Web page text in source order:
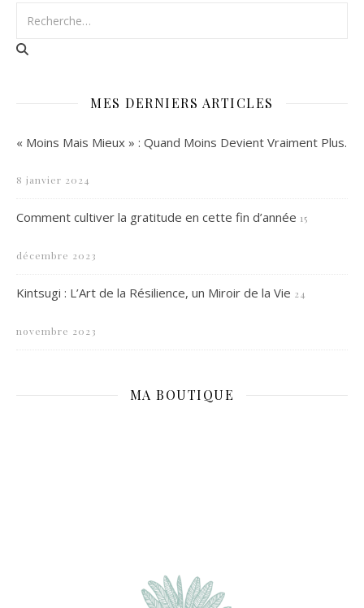
MES DERNIERS ARTICLES
« Moins Mais Mieux » : Quand Moins Devient Vraiment Plus.
8 janvier 2024
Comment cultiver la gratitude en cette fin d’année 15
décembre 2023
Kintsugi : L’Art de la Résilience, un Miroir de la Vie 24
novembre 2023
MA BOUTIQUE